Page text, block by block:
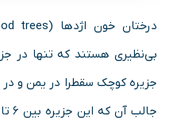
بی‌نظیری هستند که تنها در
جزیره کوچک سقطرا در یمن و در